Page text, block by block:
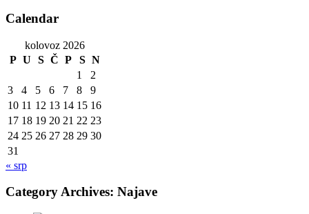
Calendar
kolovoz 2026
P U S Č P S N
1
2
3
4 5 6 7 8
9
10 11 12 13 14 15 16
17 18 19 20 21 22 23
24 25 26 27 28 29 30
31
« srp
Category Archives: Najave